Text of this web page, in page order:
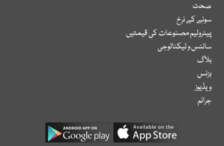
صحت
سونے کے نرخ
پیٹرولیم مصنوعات کی قیمتیں
سائنس و ٹیکنالوجی
بلاگ
بزنس
ویڈیوز
جرائم